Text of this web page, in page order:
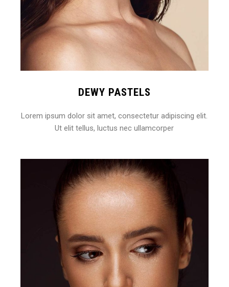
DEWY PASTELS
Lorem ipsum dolor sit amet, consectetur adipiscing elit.
Ut elit tellus, luctus nec ullamcorper